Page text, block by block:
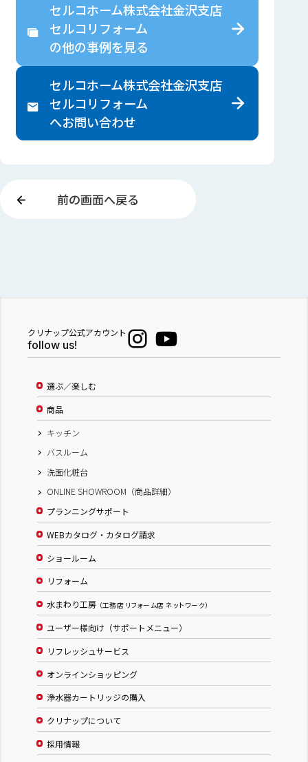
セルコホーム株式会社金沢支店
セルコリフォーム
の他の事例を見る
セルコホーム株式会社金沢支店
セルコリフォーム
へお問い合わせ
前の画面へ戻る
クリナップ公式アカウント
follow us!
選ぶ／楽しむ
商品
キッチン
バスルーム
洗面化粧台
ONLINE SHOWROOM（商品詳細）
プランニングサポート
WEBカタログ・カタログ請求
ショールーム
リフォーム
水まわり工房 （工務店 リフォーム店 ネットワーク）
ユーザー様向け（サポートメニュー）
リフレッシュサービス
オンラインショッピング
浄水器カートリッジの購入
クリナップについて
採用情報